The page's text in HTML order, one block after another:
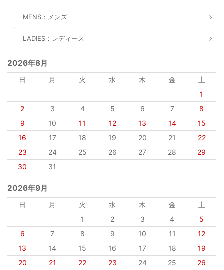
MENS：メンズ
LADIES：レディース
2026年8月
日 月 火 水 木 金
土
1
2
3 4 5 6 7
8
9
10 11 12 13 14
15
16
17 18 19 20 21
22
23
24 25 26 27 28
29
30
31
2026年9月
日 月 火 水 木 金
土
1
2 3 4
5
6
7 8 9 10 11
12
13
14 15 16 17 18
19
20
21 22 23 24 25
26